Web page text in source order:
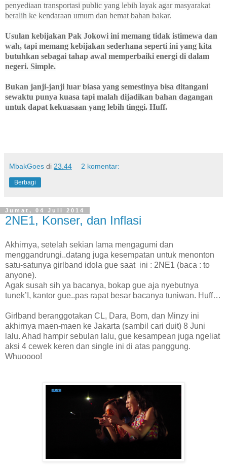
penyediaan transportasi public yang lebih layak agar masyarakat
beralih ke kendaraan umum dan hemat bahan bakar.
Usulan kebijakan Pak Jokowi ini memang tidak istimewa dan
wah, tapi memang kebijakan sederhana seperti ini yang kita
butuhkan sebagai tahap awal memperbaiki energi di dalam
negeri. Simple.
Bukan janji-janji luar biasa yang semestinya bisa ditangani
sewaktu punya kuasa tapi malah dijadikan bahan dagangan
untuk dapat kekuasaan yang lebih tinggi. Huff.
MbakGoes di 23.44 2 komentar:
Berbagi
Jumat, 04 Juli 2014
2NE1, Konser, dan Inflasi
Akhirnya, setelah sekian lama mengagumi dan
menggandrungi..datang juga kesempatan untuk menonton
satu-satunya girlband idola gue saat ini : 2NE1 (baca : to
anyone).
Agak susah sih ya bacanya, bokap gue aja nyebutnya
tunek’I, kantor gue..pas rapat besar bacanya tuniwan. Huff…
Girlband beranggotakan CL, Dara, Bom, dan Minzy ini
akhirnya maen-maen ke Jakarta (sambil cari duit) 8 Juni
lalu. Ahad hampir sebulan lalu, gue kesampean juga ngeliat
aksi 4 cewek keren dan single ini di atas panggung.
Whuoooo!